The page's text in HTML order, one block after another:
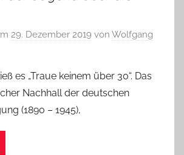
29. Dezember 2019 von Wolfgang
es „Traue keinem über 30“. Das
Nachhall der deutschen
(1890 – 1945),